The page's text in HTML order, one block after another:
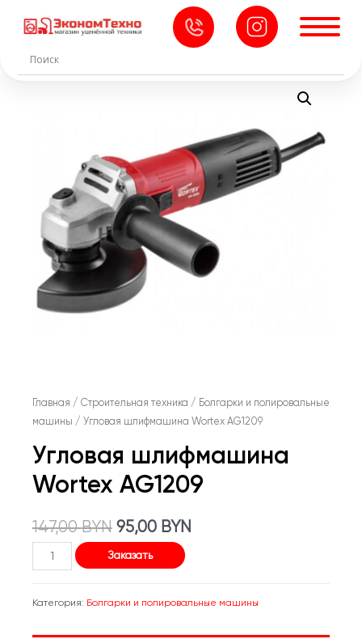
Главная / Строительная техника / Болгарки и полировальные
машины / Угловая шлифмашина Wortex AG1209
Угловая шлифмашина
Wortex AG1209
147,00BYN Первоначальная
цена
95,00 BYNТекущая
Количество
товара
шлифмашина
Заказать
Категория: Болгарки и полировальные машины